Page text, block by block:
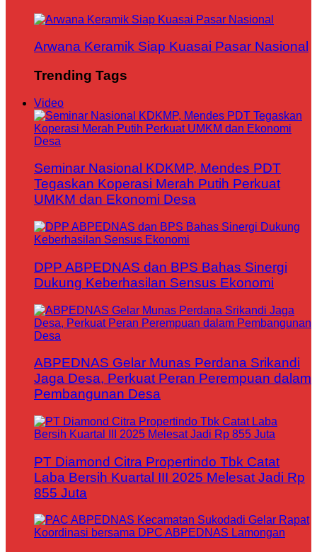
Arwana Keramik Siap Kuasai Pasar Nasional
Trending Tags
Video
Seminar Nasional KDKMP, Mendes PDT
Tegaskan Koperasi Merah Putih Perkuat
UMKM dan Ekonomi Desa
DPP ABPEDNAS dan BPS Bahas Sinergi
Dukung Keberhasilan Sensus Ekonomi
ABPEDNAS Gelar Munas Perdana Srikandi
Jaga Desa, Perkuat Peran Perempuan dalam
Pembangunan Desa
PT Diamond Citra Propertindo Tbk Catat
Laba Bersih Kuartal III 2025 Melesat Jadi Rp
855 Juta